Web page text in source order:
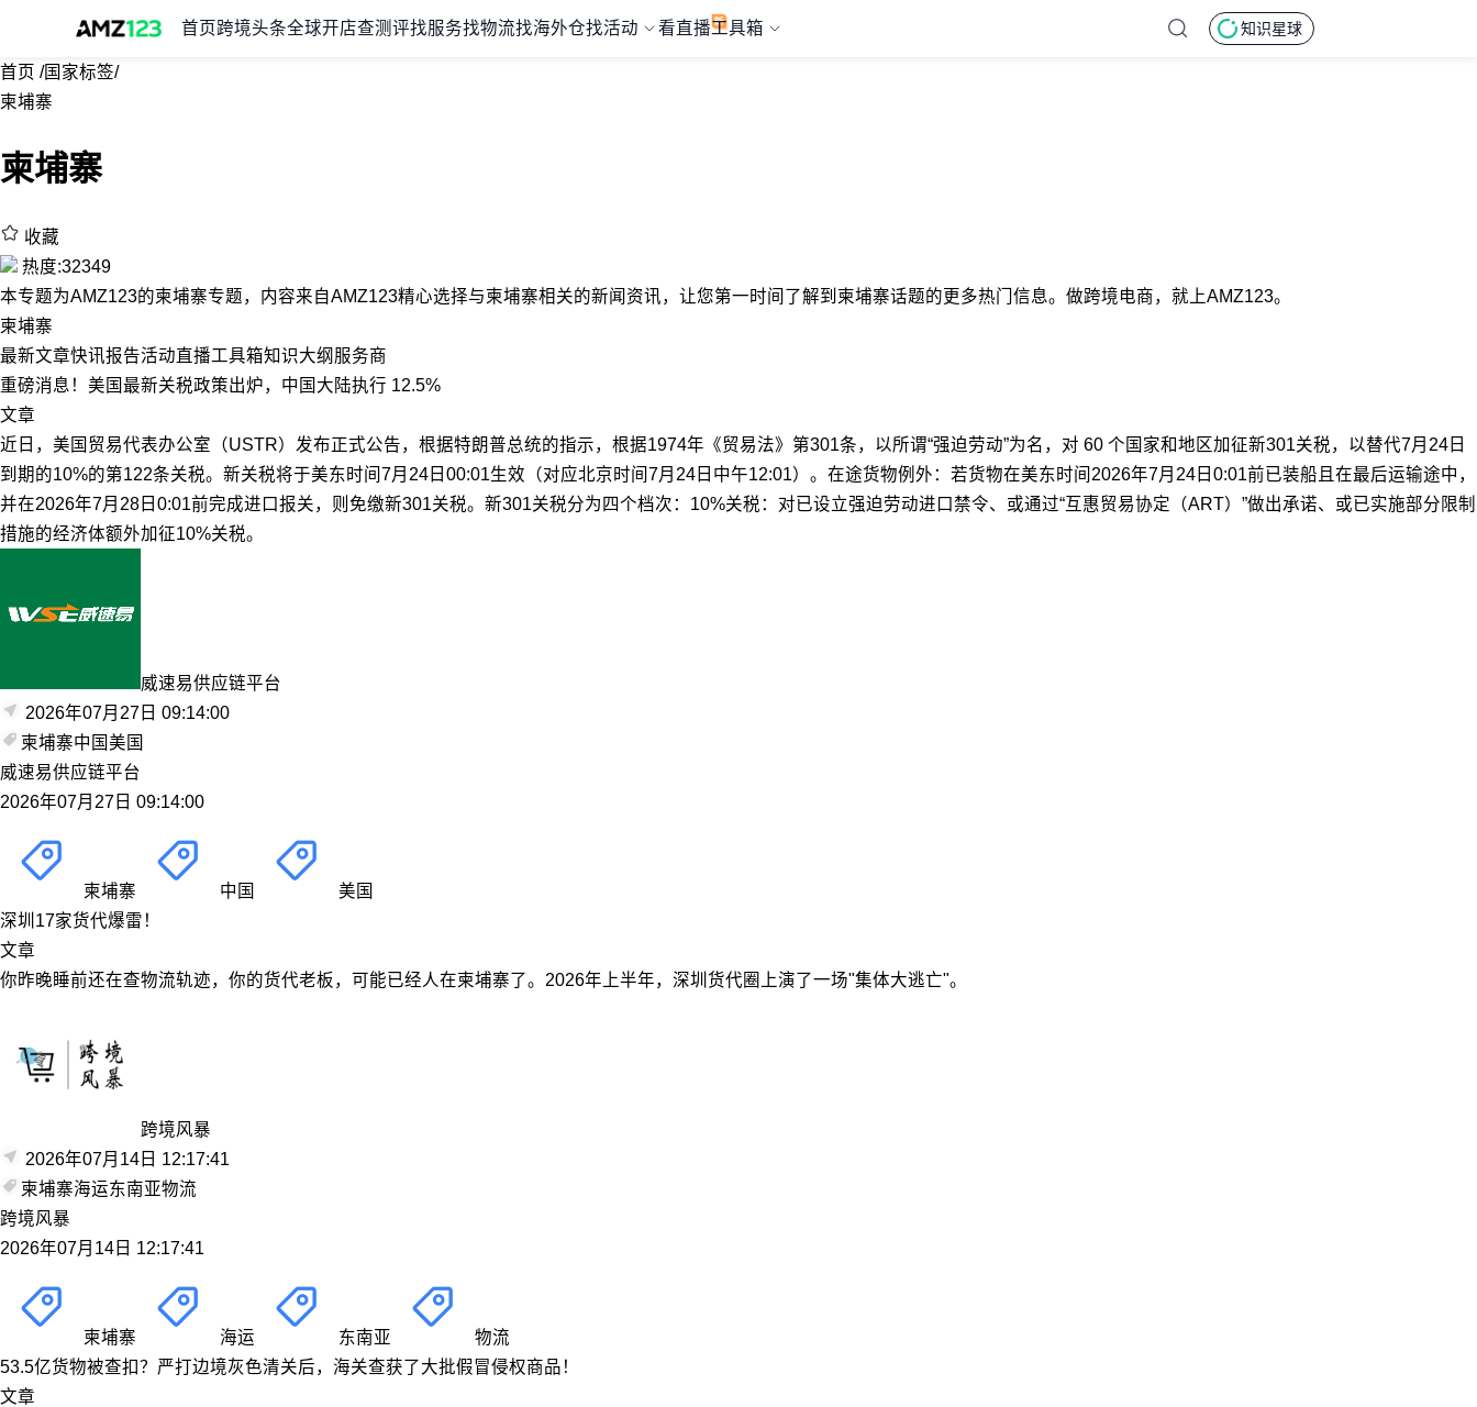
首页 跨境头条全球开店查测评找服务找物流找海外仓找活动 看直播工具箱 知识星球
首页 /国家标签/
柬埔寨
柬埔寨
收藏
热度:32349
本专题为AMZ123的柬埔寨专题，内容来自AMZ123精心选择与柬埔寨相关的新闻资讯，让您第一时间了解到柬埔寨话题的更多热门信息。做跨境电商，就上AMZ123。
柬埔寨
最新文章快讯报告活动直播工具箱知识大纲 服务商
重磅消息！美国最新关税政策出炉，中国大陆执行 12.5%
文章
近日，美国贸易代表办公室（USTR）发布正式公告，根据特朗普总统的指示，根据1974年《贸易法》第301条，以所谓“强迫劳动”为名，对 60 个国家和地区加征新301关税，以替代7月24日
到期的10%的第122条关税。新关税将于美东时间7月24日00:01生效（对应北京时间7月24日中午12:01）。在途货物例外：若货物在美东时间2026年7月24日0:01前已装船且在最后运输途中，
并在2026年7月28日0:01前完成进口报关，则免缴新301关税。新301关税分为四个档次：10%关税：对已设立强迫劳动进口禁令、或通过“互惠贸易协定（ART）”做出承诺、或已实施部分限制
措施的经济体额外加征10%关税。
威速易供应链平台
2026年07月27日 09:14:00
柬埔寨中国 美国
威速易供应链平台
2026年07月27日 09:14:00
柬埔寨 中国
美国
深圳17家货代爆雷！
文章
你昨晚睡前还在查物流轨迹，你的货代老板，可能已经人在柬埔寨了。2026年上半年，深圳货代圈上演了一场"集体大逃亡"。
跨境风暴
2026年07月14日 12:17:41
柬埔寨海运东南亚物流
跨境风暴
2026年07月14日 12:17:41
柬埔寨 海运 东南亚
物流
53.5亿货物被查扣？严打边境灰色清关后，海关查获了大批假冒侵权商品！
文章